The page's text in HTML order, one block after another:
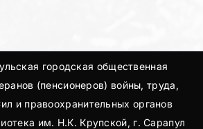
городская общественная
(пенсионеров) войны, труда,
и правоохранительных органов
им. Н.К. Крупской, г. Сарапул